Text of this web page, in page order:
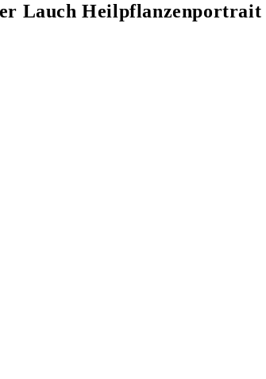
Lauch Heilpflanzenportrait